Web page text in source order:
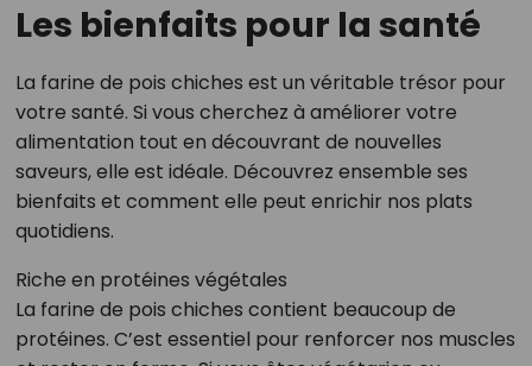
Les bienfaits pour la santé
La farine de pois chiches est un véritable trésor pour
votre santé. Si vous cherchez à améliorer votre
alimentation tout en découvrant de nouvelles
saveurs, elle est idéale. Découvrez ensemble ses
bienfaits et comment elle peut enrichir nos plats
quotidiens.
Riche en protéines végétales
La farine de pois chiches contient beaucoup de
protéines. C’est essentiel pour renforcer nos muscles